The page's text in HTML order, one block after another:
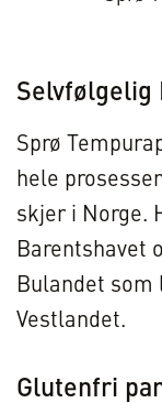
Selvfølgelig
Sprø
hele
skjer i Norge.
Barentshavet
Bulandet som
Vestlandet.
Glutenfri